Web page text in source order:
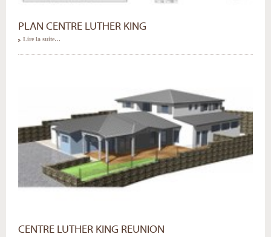
PLAN CENTRE LUTHER KING
Lire la suite…
CENTRE LUTHER KING REUNION